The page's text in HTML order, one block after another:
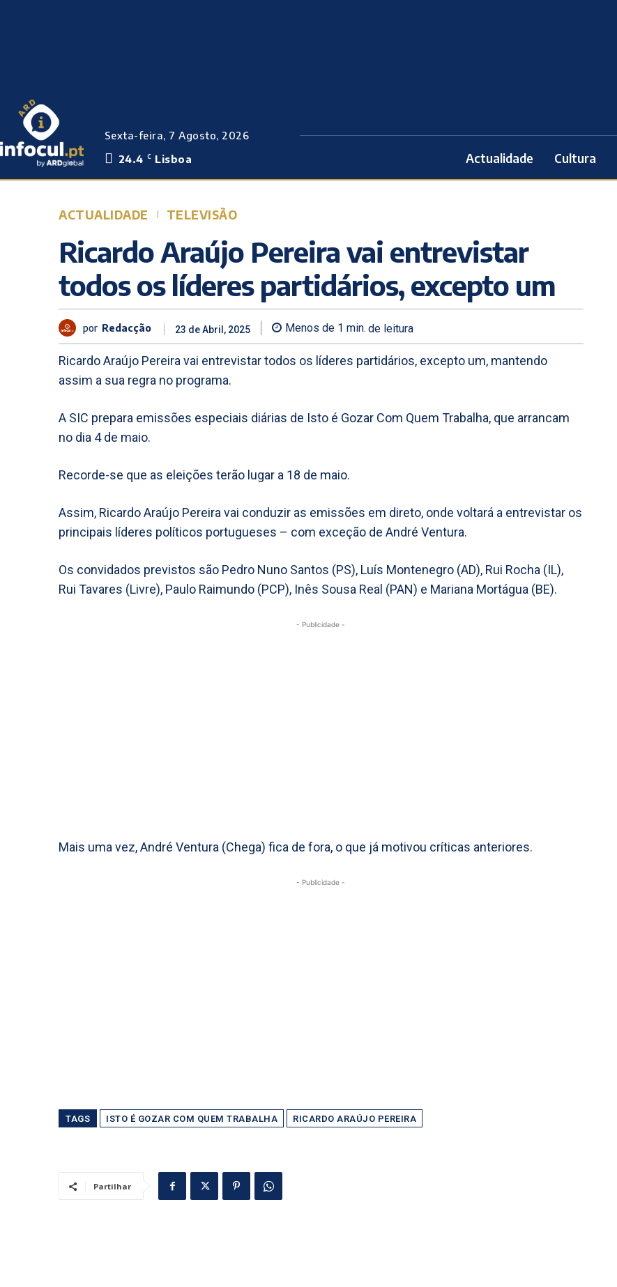
Sexta-feira, 7 Agosto, 2026
24.4 C Lisboa Actualidade Cultura
ACTUALIDADE TELEVISÃO
Ricardo Araújo Pereira vai entrevistar
todos os líderes partidários, excepto um
por Redacção 23 de Abril, 2025 Menos de 1 min. de leitura
Ricardo Araújo Pereira vai entrevistar todos os líderes partidários, excepto um, mantendo
assim a sua regra no programa.
A SIC prepara emissões especiais diárias de Isto é Gozar Com Quem Trabalha, que arrancam
no dia 4 de maio.
Recorde-se que as eleições terão lugar a 18 de maio.
Assim, Ricardo Araújo Pereira vai conduzir as emissões em direto, onde voltará a entrevistar os
principais líderes políticos portugueses – com exceção de André Ventura.
Os convidados previstos são Pedro Nuno Santos (PS), Luís Montenegro (AD), Rui Rocha (IL),
Rui Tavares (Livre), Paulo Raimundo (PCP), Inês Sousa Real (PAN) e Mariana Mortágua (BE).
- Publicidade -
Mais uma vez, André Ventura (Chega) fica de fora, o que já motivou críticas anteriores.
- Publicidade -
TAGS ISTO É GOZAR COM QUEM TRABALHA RICARDO ARAÚJO PEREIRA
Partilhar